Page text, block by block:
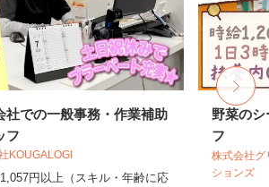
社での一般事務・作業補助
フ
KOUGALOGI
円以上（スキル・年齢に応
野菜の
フ
株式会社グ
ションズ